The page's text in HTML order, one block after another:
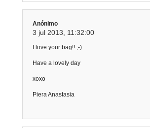
Anónimo
3 jul 2013, 11:32:00
I love your bag!! ;-)
Have a lovely day
xoxo
Piera Anastasia